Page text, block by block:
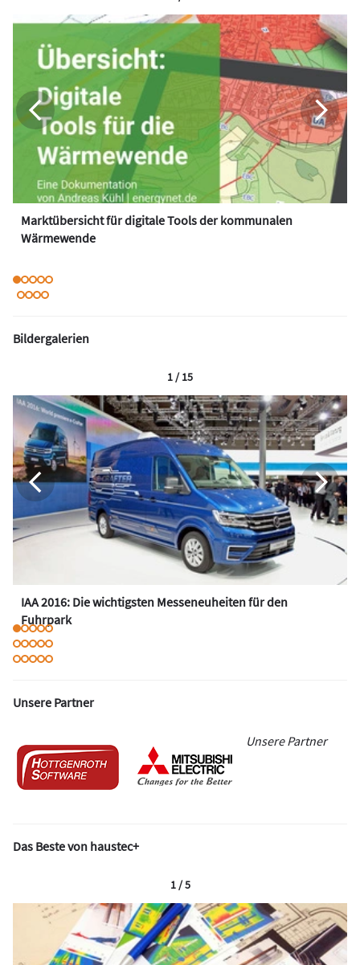
Marktübersicht für digitale Tools der kommunalen
Wärmewende
Bildergalerien
IAA 2016: Die wichtigsten Messeneuheiten für den
Fuhrpark
1 / 15
Unsere Partner
Unsere Partner
Das Beste von haustec+
1 / 5